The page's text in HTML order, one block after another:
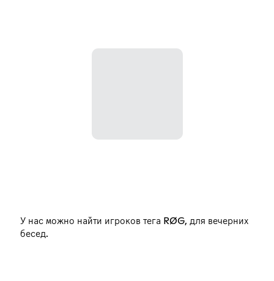
У нас можно найти игроков тега RØG, для вечерних
бесед.